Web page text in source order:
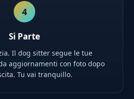
4
Si Parte
Il dog sitter segue le tue
aggiornamenti con foto dopo
Tu vai tranquillo.